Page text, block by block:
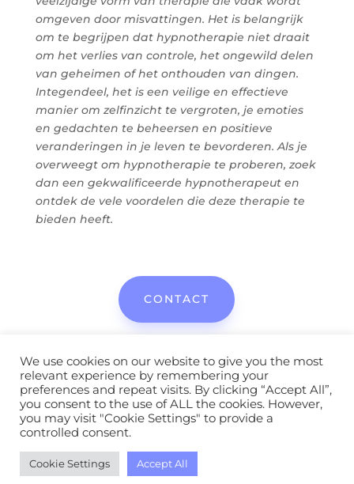
omgeven door misvattingen. Het is belangrijk
om te begrijpen dat hypnotherapie niet draait
om het verlies van controle, het ongewild delen
van geheimen of het onthouden van dingen.
Integendeel, het is een veilige en effectieve
manier om zelfinzicht te vergroten, je emoties
en gedachten te beheersen en positieve
veranderingen in je leven te bevorderen. Als je
overweegt om hypnotherapie te proberen, zoek
dan een gekwalificeerde hypnotherapeut en
ontdek de vele voordelen die deze therapie te
bieden heeft.
CONTACT
Algemene voorwaarden|
byMediatastisch
We use cookies on our website to give you the most
relevant experience by remembering your
preferences and repeat visits. By clicking “Accept All”,
you consent to the use of ALL the cookies. However,
you may visit "Cookie Settings" to provide a
controlled consent.
Cookie Settings Accept All